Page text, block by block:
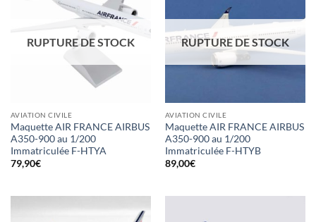
RUPTURE DE STOCK
AVIATION CIVILE
Maquette AIR FRANCE AIRBUS
A350-900 au 1/200
Immatriculée F-HTYA
79,90€
RUPTURE DE STOCK
AVIATION CIVILE
Maquette AIR FRANCE AIRBUS
A350-900 au 1/200
Immatriculée F-HTYB
89,00€